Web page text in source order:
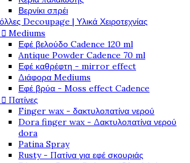
Βερνίκι σπρέι
Decoupage | Υλικά Χειροτεχνίας
 Mediums
Εφέ βελούδο Cadence 120 ml
Antique Powder Cadence 70 ml
Εφέ καθρέφτη - mirror effect
Διάφορα Mediums
Εφέ βρύα - Moss effect Cadence
 Πατίνες
Finger wax - δακτυλοπατίνα νερού
Dora finger wax - Δακτυλοπατίνα νερού
dora
Patina Spray
Rusty - Πατίνα για εφέ σκουριάς